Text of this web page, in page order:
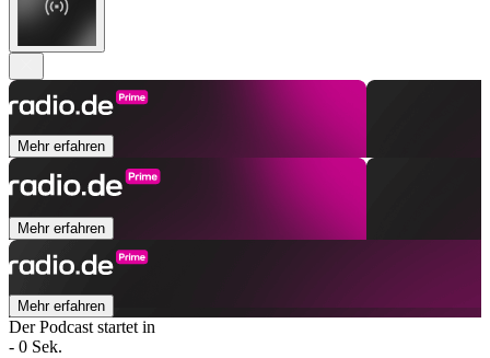
Mehr erfahren
Mehr erfahren
Mehr erfahren
Der Podcast startet in
- 0 Sek.